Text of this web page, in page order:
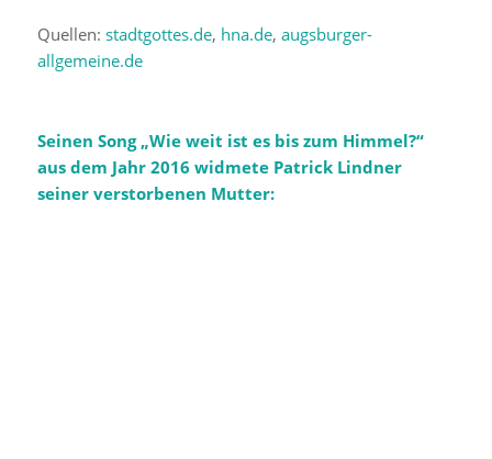
Quellen: stadtgottes.de, hna.de, augsburger-
allgemeine.de
Seinen Song „Wie weit ist es bis zum Himmel?“
aus dem Jahr 2016 widmete Patrick Lindner
seiner verstorbenen Mutter: